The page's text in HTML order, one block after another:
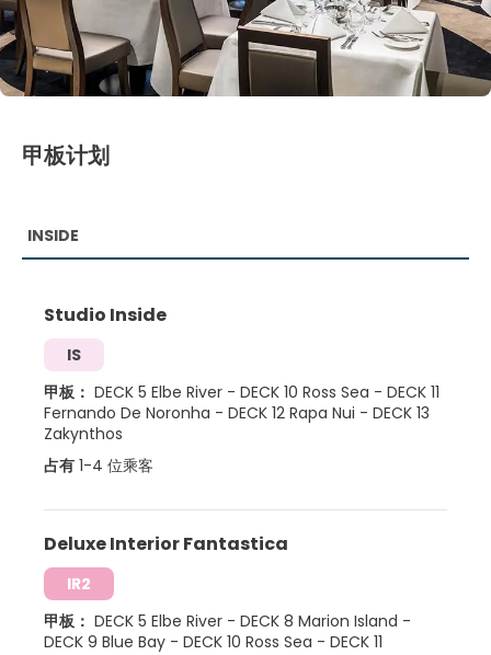
甲板计划
INSIDE
Studio Inside
IS
甲板： DECK 5 Elbe River - DECK 10 Ross Sea - DECK 11
Fernando De Noronha - DECK 12 Rapa Nui - DECK 13
Zakynthos
占有 1-4 位乘客
Deluxe Interior Fantastica
IR2
甲板： DECK 5 Elbe River - DECK 8 Marion Island -
DECK 9 Blue Bay - DECK 10 Ross Sea - DECK 11